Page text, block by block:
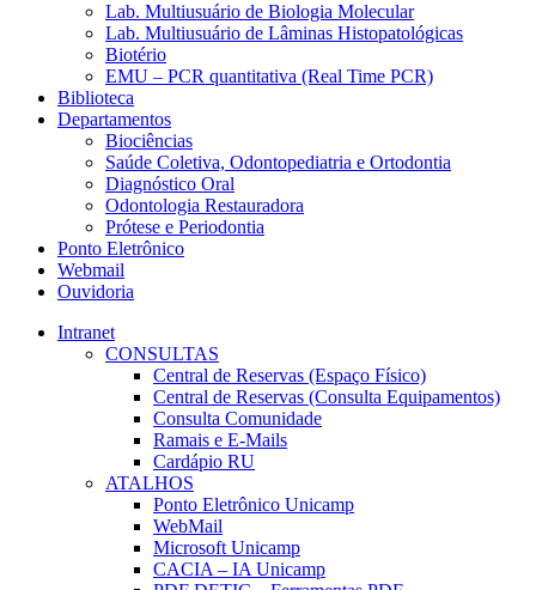
Lab. Multiusuário de Biologia Molecular
Lab. Multiusuário de Lâminas Histopatológicas
Biotério
EMU – PCR quantitativa (Real Time PCR)
Biblioteca
Departamentos
Biociências
Saúde Coletiva, Odontopediatria e Ortodontia
Diagnóstico Oral
Odontologia Restauradora
Prótese e Periodontia
Ponto Eletrônico
Webmail
Ouvidoria
Intranet
CONSULTAS
Central de Reservas (Espaço Físico)
Central de Reservas (Consulta Equipamentos)
Consulta Comunidade
Ramais e E-Mails
Cardápio RU
ATALHOS
Ponto Eletrônico Unicamp
WebMail
Microsoft Unicamp
CACIA – IA Unicamp